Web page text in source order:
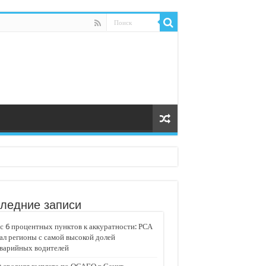
«Движение»
записи
6 процентных пунктов к аккуратности: РСА
регионы с самой высокой долей
водителей